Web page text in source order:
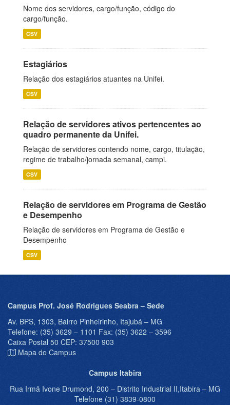
Nome dos servidores, cargo/função, código do
cargo/função.
CSV
Estagiários
Relação dos estagiários atuantes na Unifei.
CSV
Relação de servidores ativos pertencentes ao
quadro permanente da Unifei.
Relação de servidores contendo nome, cargo, titulação,
regime de trabalho/jornada semanal, campi.
CSV
Relação de servidores em Programa de Gestão
e Desempenho
Relação de servidores em Programa de Gestão e
Desempenho
CSV
Campus Prof. José Rodrigues Seabra – Sede
Av. BPS, 1303, Bairro Pinheirinho, Itajubá – MG
Telefone: (35) 3629 – 1101 Fax: (35) 3622 – 3596
Caixa Postal 50 CEP: 37500 903
Mapa do Campus
Campus Itabira
Rua Irmã Ivone Drumond, 200 – Distrito Industrial II,Itabira – MG
Telefone (31) 3839-0800